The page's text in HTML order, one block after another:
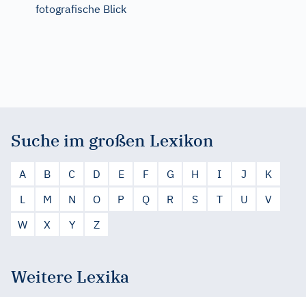
fotografische Blick
Suche im großen Lexikon
A B C D E F G H I J
K
L
M N O P Q R S T U
V
W
X Y Z
Weitere Lexika